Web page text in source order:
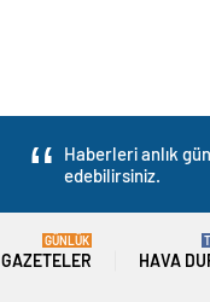
Haberleri anlık
edebilirsiniz.
GAZETELER
GÜNLÜK
HAVA